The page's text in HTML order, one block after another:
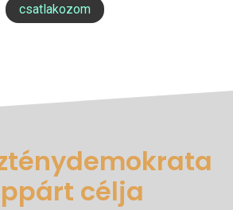
csatlakozom
célja